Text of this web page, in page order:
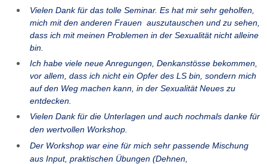
Vielen Dank für das tolle Seminar. Es hat mir sehr geholfen,
mich mit den anderen Frauen auszutauschen und zu sehen,
dass ich mit meinen Problemen in der Sexualität nicht alleine
bin.
Ich habe viele neue Anregungen, Denkanstösse bekommen,
vor allem, dass ich nicht ein Opfer des LS bin, sondern mich
auf den Weg machen kann, in der Sexualität Neues zu
entdecken.
Vielen Dank für die Unterlagen und auch nochmals danke für
den wertvollen Workshop.
Der Workshop war eine für mich sehr passende Mischung
aus Input, praktischen Übungen (Dehnen,